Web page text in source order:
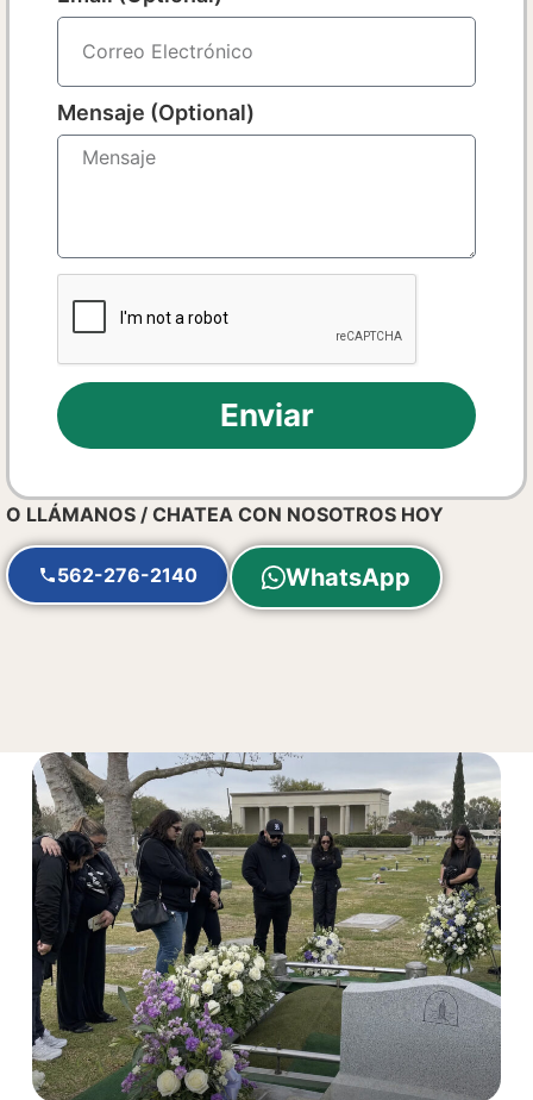
Mensaje (Optional)
Enviar
O LLÁMANOS / CHATEA CON NOSOTROS HOY
562-276-2140 WhatsApp